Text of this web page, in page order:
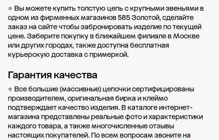
⭐ Вы можете купить толстую цепь с крупными звеньями в
одном из фирменных магазинов 585 Золотой, сделайте
заказ на сайте чтобы забронировать изделие по текущей
цене. Заберите покупку в ближайшем филиале в Москве
илидругих городах, также доступна бесплатная
курьерскую доставка с примеркой.
Гарантия качества
⭐ Все большие (массивные) цепочки сертифицированы
производителем, оригинальная бирка и клеймо
подтверждает качество изделия. В каталоге интернет-
магазина представлены реальные фото и характеристики
каждого товара, а также многочисленные отзывы
настоящих покупателей. По всем вопросам звоните на